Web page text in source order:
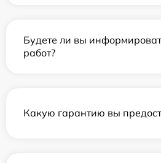
Будете ли вы
работ?
Какую гарантию вы